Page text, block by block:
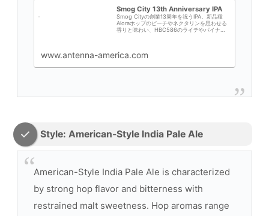
Smog City 13th Anniversary IPA
Smog Cityの創業13周年を祝うIPA。新品種
Aloraホップのピーチやネクタリンを思わせる
香りと味わい、HBC586のライチやパイナッ
www.antenna-america.com
Style: American-Style India Pale Ale
American-Style India Pale Ale is characterized
by strong hop flavor and bitterness with
restrained malt sweetness. Hop aromas range